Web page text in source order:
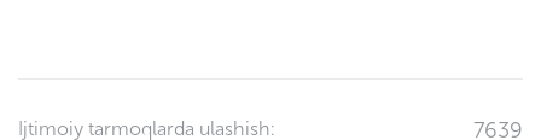
7639
Ijtimoiy tarmoqlarda ulashish: